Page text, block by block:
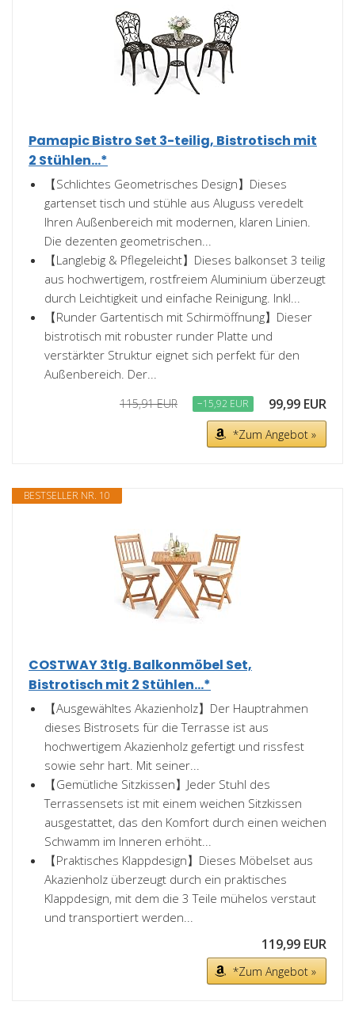
Pamapic Bistro Set 3-teilig, Bistrotisch mit
2 Stühlen...*
【Schlichtes Geometrisches Design】Dieses
gartenset tisch und stühle aus Aluguss veredelt
Ihren Außenbereich mit modernen, klaren Linien.
Die dezenten geometrischen...
【Langlebig & Pflegeleicht】Dieses balkonset 3 teilig
aus hochwertigem, rostfreiem Aluminium überzeugt
durch Leichtigkeit und einfache Reinigung. Inkl...
【Runder Gartentisch mit Schirmöffnung】Dieser
bistrotisch mit robuster runder Platte und
verstärkter Struktur eignet sich perfekt für den
Außenbereich. Der...
115,91 EUR −15,92 EUR 99,99 EUR
*Zum Angebot »
BESTSELLER NR. 10
COSTWAY 3tlg. Balkonmöbel Set,
Bistrotisch mit 2 Stühlen...*
【Ausgewähltes Akazienholz】Der Hauptrahmen
dieses Bistrosets für die Terrasse ist aus
hochwertigem Akazienholz gefertigt und rissfest
sowie sehr hart. Mit seiner...
【Gemütliche Sitzkissen】Jeder Stuhl des
Terrassensets ist mit einem weichen Sitzkissen
ausgestattet, das den Komfort durch einen weichen
Schwamm im Inneren erhöht...
【Praktisches Klappdesign】Dieses Möbelset aus
Akazienholz überzeugt durch ein praktisches
Klappdesign, mit dem die 3 Teile mühelos verstaut
und transportiert werden...
119,99 EUR
*Zum Angebot »